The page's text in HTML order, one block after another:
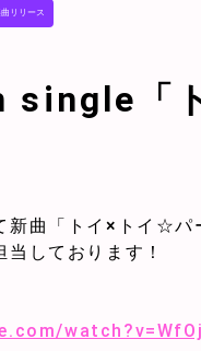
曲リリース
「
曲「トイ×トイ☆パ
しております！